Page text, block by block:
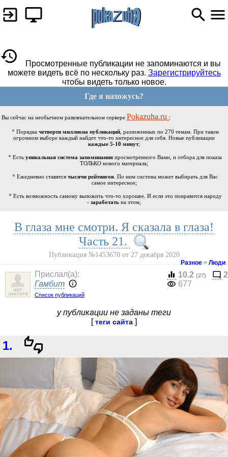
Просмотренные публикации не запоминаются и вы
можете видеть всё по нескольку раз. Зарегистрируйтесь
чтобы видеть только новое.
Где я нахожусь?
Вы сейчас на необычном развлекательном сервере Pokazuha.ru :
Порядка четверти миллиона публикаций, разложенных по 270 темам. При таком
огромном выборе каждый найдет что-то интересное для себя. Новые публикации
каждые 5-10 минут;
Есть уникальная система запоминания просмотренного Вами, и отбора для показа
ТОЛЬКО нового материала;
Ежедневно ставятся тысячи рейтингов . По ним система может выбирать для Вас
самое интересное;
Есть возможность самому выложить что-то хорошее. И если это понравится народу
- заработать на этом;
В глаза мне смотри. Я сказала в глаза!
Часть 21.
Публикация №1453678 от 27 декабря 2020
Разное > Люди
Прислал(a):
Гамбит
Список публикаций
10.2 (27)
2
677
у публикации не заданы теги
[теги сайта ]
1.